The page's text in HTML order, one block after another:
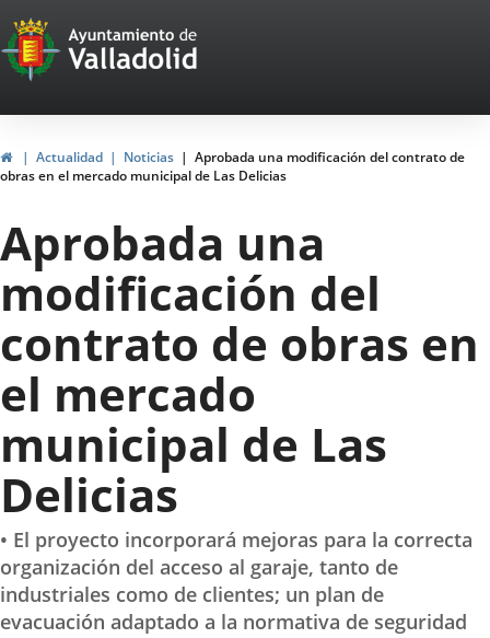
Portal
Web
del
Ayuntamiento
de
Valladolid
HomeActualidad Noticias
Aprobada una modificación del contrato de
obras en el mercado municipal de Las Delicias
Aprobada una
modificación del
contrato de obras en
el mercado
municipal de Las
Delicias
• El proyecto incorporará mejoras para la correcta
organización del acceso al garaje, tanto de
industriales como de clientes; un plan de
evacuación adaptado a la normativa de seguridad